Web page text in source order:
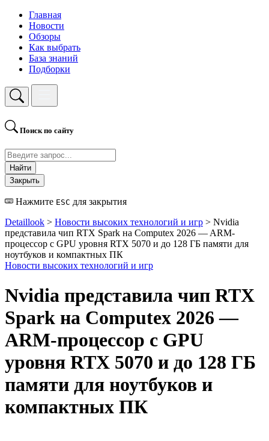
Главная
Новости
Обзоры
Как выбрать
База знаний
Подборки
Поиск по сайту
Найти
Закрыть
Нажмите ESC для закрытия
Detaillook > Новости высоких технологий и игр > Nvidia
представила чип RTX Spark на Computex 2026 — ARM-
процессор с GPU уровня RTX 5070 и до 128 ГБ памяти для
ноутбуков и компактных ПК
Новости высоких технологий и игр
Nvidia представила чип RTX
Spark на Computex 2026 —
ARM-процессор с GPU
уровня RTX 5070 и до 128 ГБ
памяти для ноутбуков и
компактных ПК